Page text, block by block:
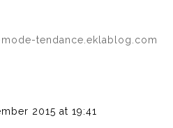
tendance.eklablog.com
2015 at 19:41